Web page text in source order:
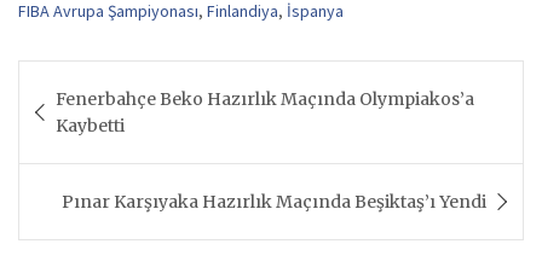
FIBA Avrupa Şampiyonası, Finlandiya, İspanya
gezinmesi
Fenerbahçe Beko Hazırlık Maçında Olympiakos’a
Kaybetti
Pınar Karşıyaka Hazırlık Maçında Beşiktaş’ı Yendi